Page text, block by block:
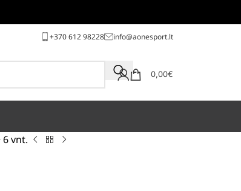
+370 612 98228 info@aonesport.lt
0,00€
vnt.